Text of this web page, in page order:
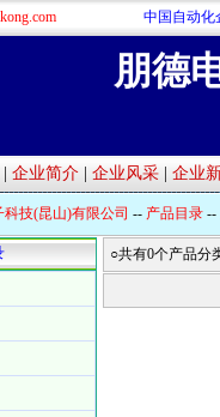
中国自动化
朋德
企业简介| 企业风采| 企业
科技(昆山)有限公司 -- 产品目录 --
○共有0个产品分